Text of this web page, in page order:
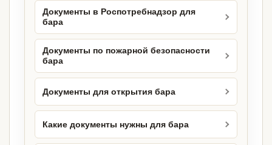
Документы в Роспотребнадзор для
бара
Документы по пожарной безопасности
бара
Документы для открытия бара
Какие документы нужны для бара